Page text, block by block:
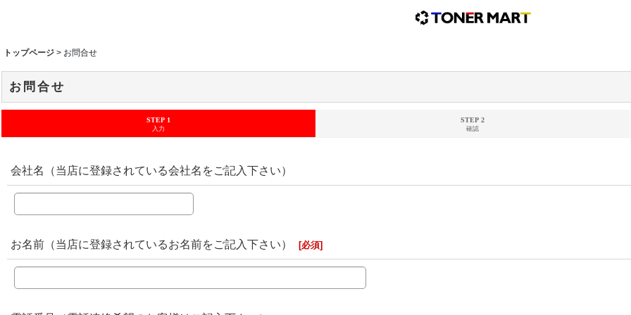
トップページ > お問合せ
お問合せ
STEP 1
入力
STEP 2
確認
会社名（当店に登録されている会社名をご記入下さい）
お名前（当店に登録されているお名前をご記入下さい） [必須]